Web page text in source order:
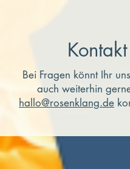
Kontakt
Bei Fragen könnt Ihr
auch weiterhin
hallo@rosenklang.de